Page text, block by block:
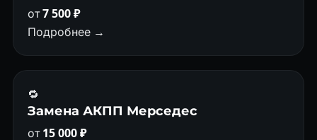
от7 500 ₽
Подробнее →
🔁
Замена АКПП Мерседес
от15 000 ₽